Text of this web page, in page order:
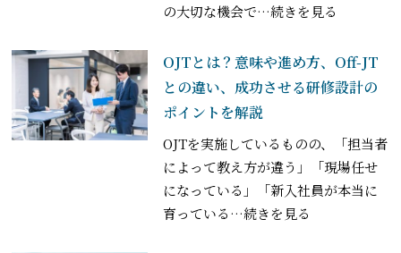
の大切な機会で…続きを見る
OJTとは？意味や進め方、Off-JT
との違い、成功させる研修設計の
ポイントを解説
OJTを実施しているものの、「担当者
によって教え方が違う」「現場任せ
になっている」「新入社員が本当に
育っている…続きを見る